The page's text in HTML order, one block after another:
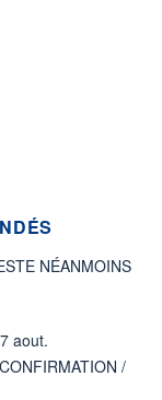
NÉANMOINS
aout.
/